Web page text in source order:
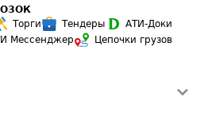
Торги Тендеры
АТИ-Доки
Мессенджер
Цепочки грузов